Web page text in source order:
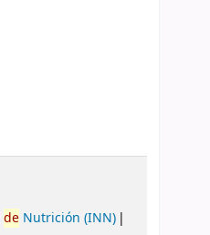
deNutrición (INN)